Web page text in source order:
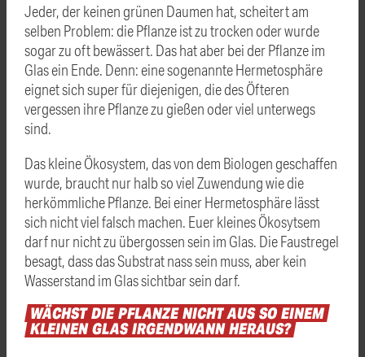
Jeder, der keinen grünen Daumen hat, scheitert am
selben Problem: die Pflanze ist zu trocken oder wurde
sogar zu oft bewässert. Das hat aber bei der Pflanze im
Glas ein Ende. Denn: eine sogenannte Hermetosphäre
eignet sich super für diejenigen, die des Öfteren
vergessen ihre Pflanze zu gießen oder viel unterwegs
sind.
Das kleine Ökosystem, das von dem Biologen geschaffen
wurde, braucht nur halb so viel Zuwendung wie die
herkömmliche Pflanze. Bei einer Hermetosphäre lässt
sich nicht viel falsch machen. Euer kleines Ökosytsem
darf nur nicht zu übergossen sein im Glas. Die Faustregel
besagt, dass das Substrat nass sein muss, aber kein
Wasserstand im Glas sichtbar sein darf.
WÄCHSTDIEPFLANZENICHTAUSSO EINEM
KLEINENGLASIRGENDWANNHERAUS?